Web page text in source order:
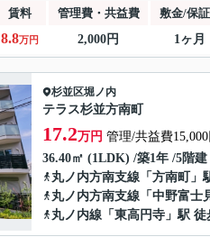
賃料 管理費・共益費 敷金/保
8.8万円 2,000円 1ヶ月
杉並区堀ノ内
テラス杉並方南町
17.2万円 管理/共益費15,000
36.40㎡ (1LDK) /築1年 /5階建
丸ノ内方南支線 「 方南町
」
丸ノ内方南支線 「 中野富士
丸ノ内線 「 東高円寺 」駅